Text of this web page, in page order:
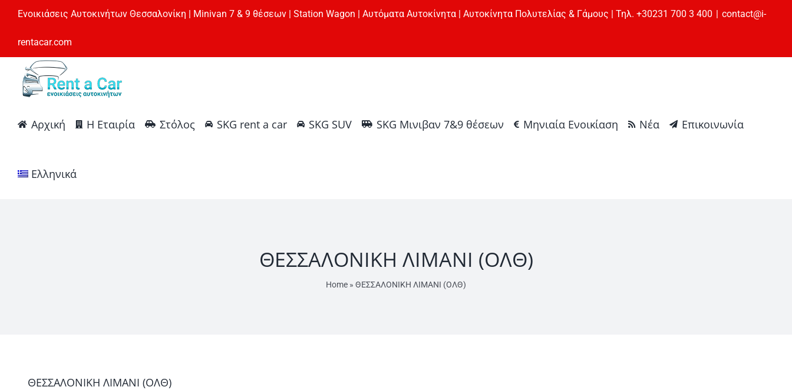
Μετάβαση
περιεχόμενο
Ενοικιάσεις Αυτοκινήτων Θεσσαλονίκη | Minivan 7 & 9 θέσεων | Station Wagon | Αυτόματα Αυτοκίνητα | Αυτοκίνητα Πολυτελίας & Γάμους | Τηλ. +30231 700 3 400 | contact@i-
rentacar.com
Αρχική Η Εταιρία Στόλος SKG rent a car SKG SUV SKG Μινιβαν 7&9 θέσεων Μηνιαία Ενοικίαση Νέα Επικοινωνία
Ελληνικά
ΘΕΣΣΑΛΟΝΙΚΗ ΛΙΜΑΝΙ (ΟΛΘ)
Home » ΘΕΣΣΑΛΟΝΙΚΗ ΛΙΜΑΝΙ (ΟΛΘ)
ΘΕΣΣΑΛΟΝΙΚΗ ΛΙΜΑΝΙ (ΟΛΘ)